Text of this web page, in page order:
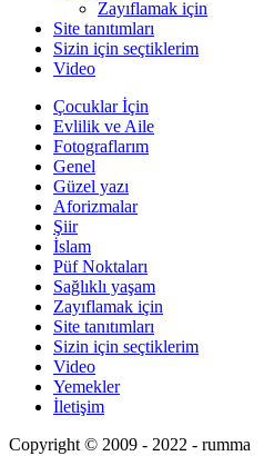
Zayıflamak için
Site tanıtımları
Sizin için seçtiklerim
Video
Çocuklar İçin
Evlilik ve Aile
Fotograflarım
Genel
Güzel yazı
Aforizmalar
Şiir
İslam
Püf Noktaları
Sağlıklı yaşam
Zayıflamak için
Site tanıtımları
Sizin için seçtiklerim
Video
Yemekler
İletişim
Copyright © 2009 - 2022 - rumma